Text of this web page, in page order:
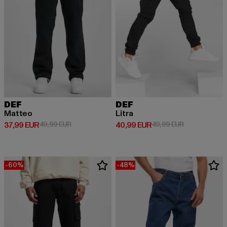
DEF
Matteo
37,99 EUR
Derzeitiger Preis: 37,99 EUR
49,99 EURAktionspreis: 49,99 EUR
DEF
Litra
40,99 EUR
Derzeitiger Preis: 40,99 EUR
49,99 EURAktionspreis:
-60% -48%